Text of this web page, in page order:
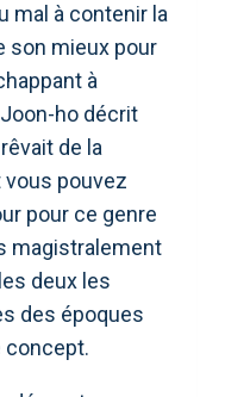
mal à contenir la
son mieux pour
à
ho décrit
de la
vous pouvez
pour ce genre
magistralement
deux les
des époques
concept.